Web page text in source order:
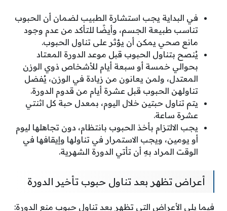
في البداية يجب استشارة الطبيب لضمان أن الحبوب
تناسب طبيعة الجسم، وأيضًا للتأكد من عدم وجود
مانع صحي يمكن أن يؤثر على تناول الحبوب.
يُنصح بتناول الحبوب قبل موعد الدورة المعتاد
بحوالي خمسة أو سبعة أيام للأشخاص ذوي الوزن
المعتدل، ولمن يعانون من زيادة في الوزن، يُفضل
تناولهن الحبوب قبل عشرة أيام من قدوم الدورة.
يتم تناول حبتين خلال اليوم، بمعدل حبة كل اثنتي
عشرة ساعة.
يجب الالتزام بأخذ الحبوب بانتظام، دون تجاهلها ليوم
أو يومين، ويجب الاستمرار في تناولها وإيقافها في
الوقت المراد بهِ أن تأتي الدورة الشهرية.
أعراض تظهر بعد تناول حبوب تأخير الدورة
فيما يلي الأعراض التي تظهر بعد تناول حبوب منع الدورة: